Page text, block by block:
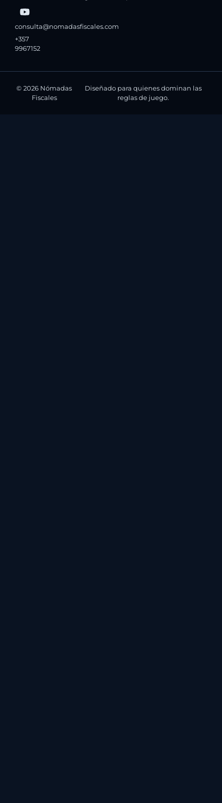
consulta@nomadasfiscales.com
+357
9967152
© 2026 Nómadas
Fiscales
Diseñado para quienes dominan las
reglas de juego.